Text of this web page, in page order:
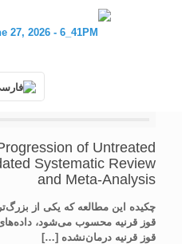
of Untreated
Systematic Review
and Meta-Analysis
چکیده این مطالعه که یکی از
قوز قرنیه درمان‌نشده […]